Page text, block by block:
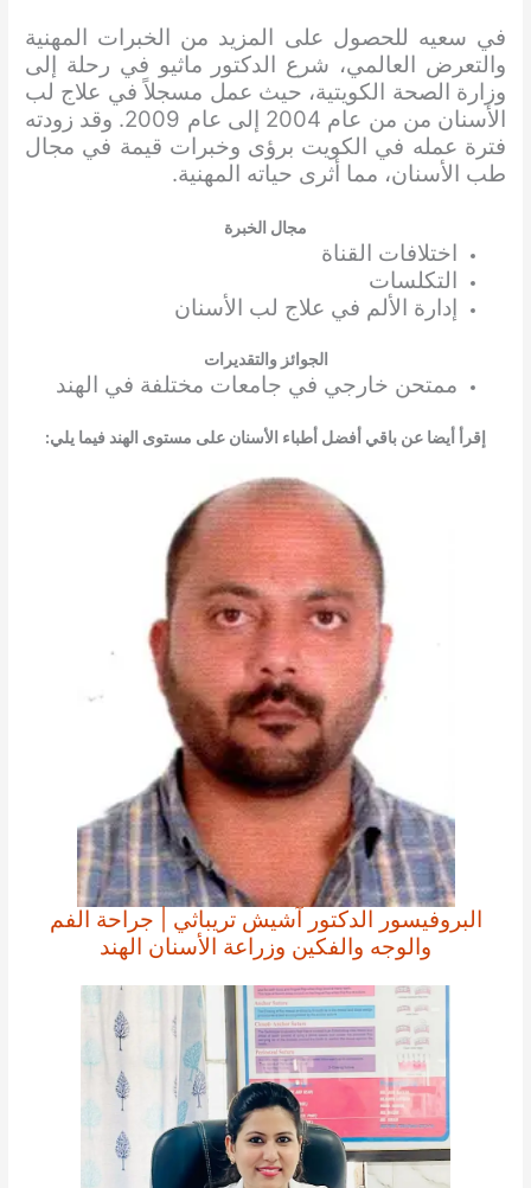
في سعيه للحصول على المزيد من الخبرات المهنية
والتعرض العالمي، شرع الدكتور ماثيو في رحلة إلى
وزارة الصحة الكويتية، حيث عمل مسجلاً في علاج لب
الأسنان من من عام 2004 إلى عام 2009. وقد زودته
فترة عمله في الكويت برؤى وخبرات قيمة في مجال
طب الأسنان، مما أثرى حياته المهنية.
مجال الخبرة
اختلافات القناة
التكلسات
إدارة الألم في علاج لب الأسنان
الجوائز والتقديرات
ممتحن خارجي في جامعات مختلفة في الهند
إقرأ أيضا عن باقي أفضل أطباء الأسنان على مستوى الهند فيما يلي:
البروفيسور الدكتور آشيش تريباثي | جراحة الفم
والوجه والفكين وزراعة الأسنان الهند